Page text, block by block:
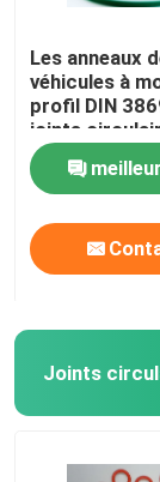
Les anneaux
véhicules à
profil DIN
joints
profil de place
résistance à
NBR
Joints